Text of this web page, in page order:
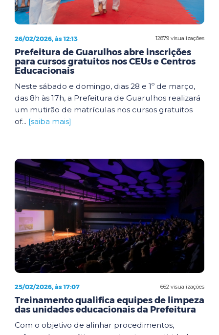
12879 visualizações
26/02/2026, às 12:13
Prefeitura de Guarulhos abre inscrições
para cursos gratuitos nos CEUs e Centros
Educacionais
Neste sábado e domingo, dias 28 e 1º de março,
das 8h às 17h, a Prefeitura de Guarulhos realizará
um mutirão de matrículas nos cursos gratuitos
of... [saiba mais]
662 visualizações
25/02/2026, às 17:07
Treinamento qualifica equipes de limpeza
das unidades educacionais da Prefeitura
Com o objetivo de alinhar procedimentos,